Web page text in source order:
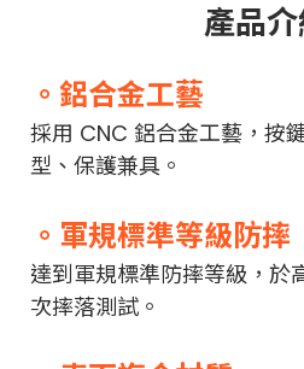
產品
。鋁合金工藝
採用 CNC 鋁合金工藝，按
型、保護兼具。
。軍規標準等級防摔
達到軍規標準防摔等級，於
次摔落測試。